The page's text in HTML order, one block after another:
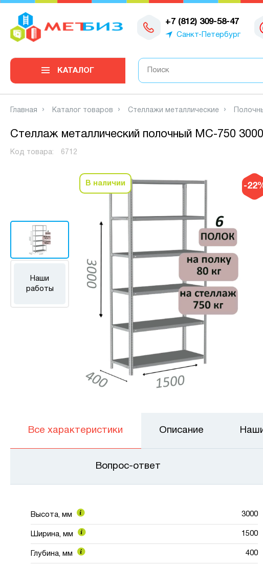
+7 (812) 309-58-47
Санкт-Петербург
0
КАТАЛОГ
Главная Каталог товаров Стеллажи металлические
Стеллаж металлический полочный МС-750
Код товара: 6712
-
Наши
работы
В наличии
Все характеристики
Высота, мм 3000
Ширина, мм 1500
Глубина, мм 400
Описание
Вопрос-ответ